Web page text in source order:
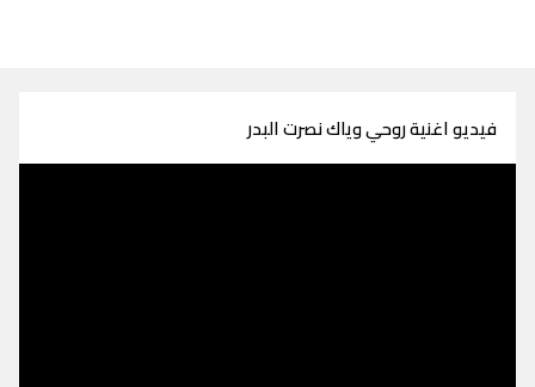
فيديو اغنية روحي وياك نصرت البدر